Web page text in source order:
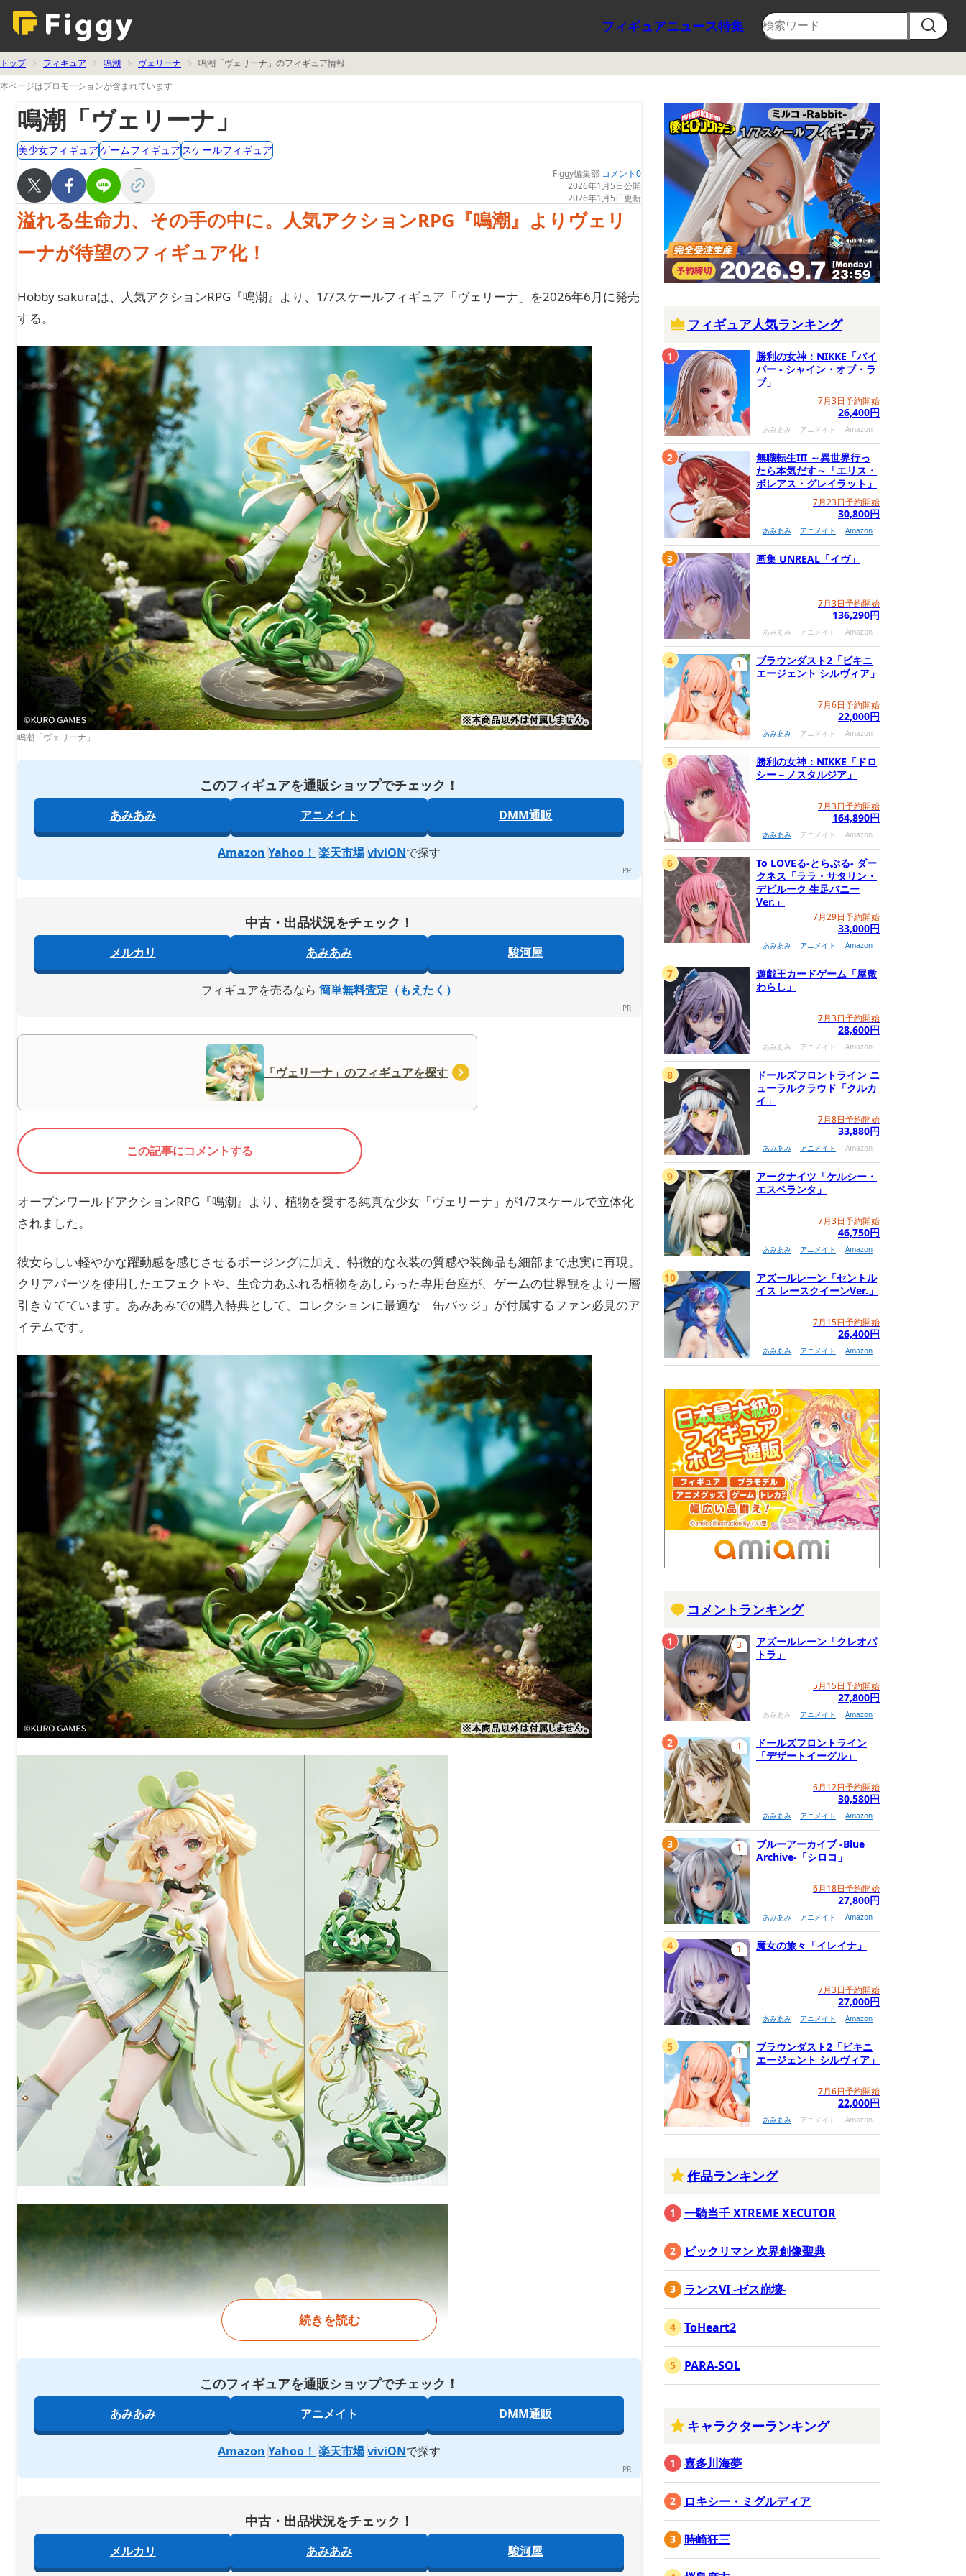
フィギュアニュース特集
トップ フィギュア 鳴潮 ヴェリーナ
鳴潮「ヴェリーナ」のフィギュア情報
本ページはプロモーションが含まれています
鳴潮「ヴェリーナ」
美少女フィギュアゲームフィギュア スケールフィギュア
Figgy編集部 コメント0
2026年1月5日公開
2026年1月5日更新
溢れる生命力、その手の中に。人気アクションRPG『鳴潮』よりヴェリ
ーナが待望のフィギュア化！
Hobby sakuraは、人気アクションRPG『鳴潮』より、1/7スケールフィギュア「ヴェリーナ」を2026年6月に発売
する。
鳴潮「ヴェリーナ」
このフィギュアを通販ショップでチェック！
あみあみ アニメイト DMM通販
Amazon Yahoo！ 楽天市場 viviONで探す
中古・出品状況をチェック！
メルカリ あみあみ 駿河屋
フィギュアを売るなら 簡単無料査定（もえたく）
「ヴェリーナ」のフィギュアを探す
この記事にコメントする
オープンワールドアクションRPG『鳴潮』より、植物を愛する純真な少女「ヴェリーナ」が1/7スケールで立体化
されました。
彼女らしい軽やかな躍動感を感じさせるポージングに加え、特徴的な衣装の質感や装飾品も細部まで忠実に再現。
クリアパーツを使用したエフェクトや、生命力あふれる植物をあしらった専用台座が、ゲームの世界観をより一層
引き立てています。あみあみでの購入特典として、コレクションに最適な「缶バッジ」が付属するファン必見のア
イテムです。
続きを読む
このフィギュアを通販ショップでチェック！
あみあみ アニメイト DMM通販
Amazon Yahoo！ 楽天市場 viviONで探す
中古・出品状況をチェック！
メルカリ あみあみ 駿河屋
フィギュア人気ランキング
勝利の女神：NIKKE「バイ
パー - シャイン・オブ・ラ
ブ」
7月3日予約開始
26,400円
あみあみ アニメイト Amazon
1
無職転生III ～異世界行っ
たら本気だす～「エリス・
ボレアス・グレイラット」
7月23日予約開始
30,800円
あみあみ アニメイト Amazon
2
画集 UNREAL「イヴ」
7月3日予約開始
136,290円
あみあみ アニメイト Amazon
3
ブラウンダスト2「ビキニ
エージェント シルヴィア」
7月6日予約開始
22,000円
あみあみ アニメイト Amazon
1
4
勝利の女神：NIKKE「ドロ
シー－ノスタルジア」
7月3日予約開始
164,890円
あみあみ アニメイト Amazon
5
To LOVEる-とらぶる- ダー
クネス「ララ・サタリン・
デビルーク 生足バニー
Ver.」
7月29日予約開始
33,000円
あみあみ アニメイト Amazon
6
遊戯王カードゲーム「屋敷
わらし」
7月3日予約開始
28,600円
あみあみ アニメイト Amazon
7
ドールズフロントライン ニ
ューラルクラウド「クルカ
イ」
7月8日予約開始
33,880円
あみあみ アニメイト Amazon
8
アークナイツ「ケルシー・
エスペランタ」
7月3日予約開始
46,750円
あみあみ アニメイト Amazon
9
アズールレーン「セントル
イス レースクイーンVer.」
7月15日予約開始
26,400円
あみあみ アニメイト Amazon
10
コメントランキング
アズールレーン「クレオパ
トラ」
5月15日予約開始
27,800円
あみあみ アニメイト Amazon
3
1
ドールズフロントライン
「デザートイーグル」
6月12日予約開始
30,580円
あみあみ アニメイト Amazon
1
2
ブルーアーカイブ -Blue
Archive-「シロコ」
6月18日予約開始
27,800円
あみあみ アニメイト Amazon
1
3
魔女の旅々「イレイナ」
7月3日予約開始
27,000円
あみあみ アニメイト Amazon
1
4
ブラウンダスト2「ビキニ
エージェント シルヴィア」
7月6日予約開始
22,000円
あみあみ アニメイト Amazon
1
5
作品ランキング
一騎当千 XTREME XECUTOR
ビックリマン 次界創像聖典
ランスVI -ゼス崩壊-
ToHeart2
PARA-SOL
キャラクターランキング
喜多川海夢
ロキシー・ミグルディア
時崎狂三